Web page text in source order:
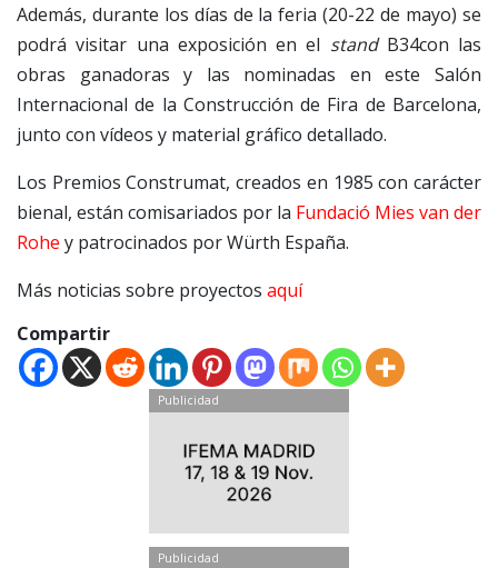
Además, durante los días de la feria (20-22 de mayo) se
podrá visitar una exposición en el standB34con las
obras ganadoras y las nominadas en este Salón
Internacional de la Construcción de Fira de Barcelona,
junto con vídeos y material gráfico detallado.
Los Premios Construmat, creados en 1985 con carácter
bienal, están comisariados por la Fundació Mies van der
Rohe y patrocinados por Würth España.
Más noticias sobre proyectos aquí
Compartir
Publicidad
Publicidad